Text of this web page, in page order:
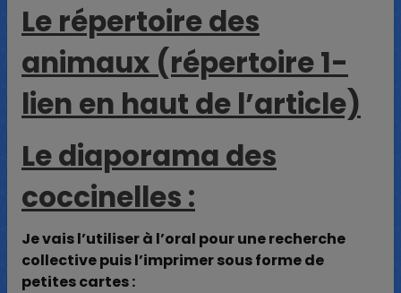
Le répertoire des
animaux (répertoire 1-
lien en haut de l’article)
Le diaporama des
coccinelles :
Je vais l’utiliser à l’oral pour une recherche
collective puis l’imprimer sous forme de
petites cartes :